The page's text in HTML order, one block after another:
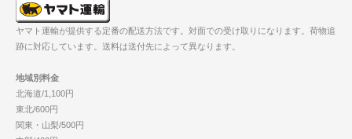
ヤマト運輸が提供する定番の配送方法です。対面での受け取りになります。荷物追
跡に対応しています。送料は送付先によって異なります。
地域別料金
北海道/1,100円
東北/600円
関東・山梨/500円